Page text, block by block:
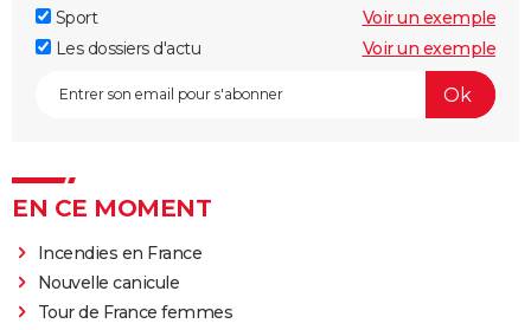
Sport
Voir un exemple
Les dossiers d'actu
Voir un exemple
EN CE MOMENT
Incendies en France
Nouvelle canicule
Tour de France femmes